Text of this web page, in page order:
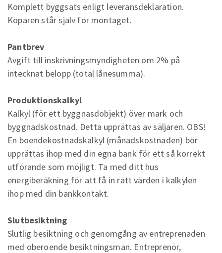
Komplett byggsats enligt leveransdeklaration.
Köparen står själv för montaget.
Pantbrev
Avgift till inskrivningsmyndigheten om 2% på
intecknat belopp (total lånesumma).
Produktionskalkyl
Kalkyl (för ett byggnasdobjekt) över mark och
byggnadskostnad. Detta upprättas av säljaren. OBS!
En boendekostnadskalkyl (månadskostnaden) bör
upprättas ihop med din egna bank för ett så korrekt
utförande som möjligt. Ta med ditt hus
energiberäkning för att få in rätt värden i kalkylen
ihop med din bankkontakt.
Slutbesiktning
Slutlig besiktning och genomgång av entreprenaden
med oberoende besiktningsman. Entreprenör,